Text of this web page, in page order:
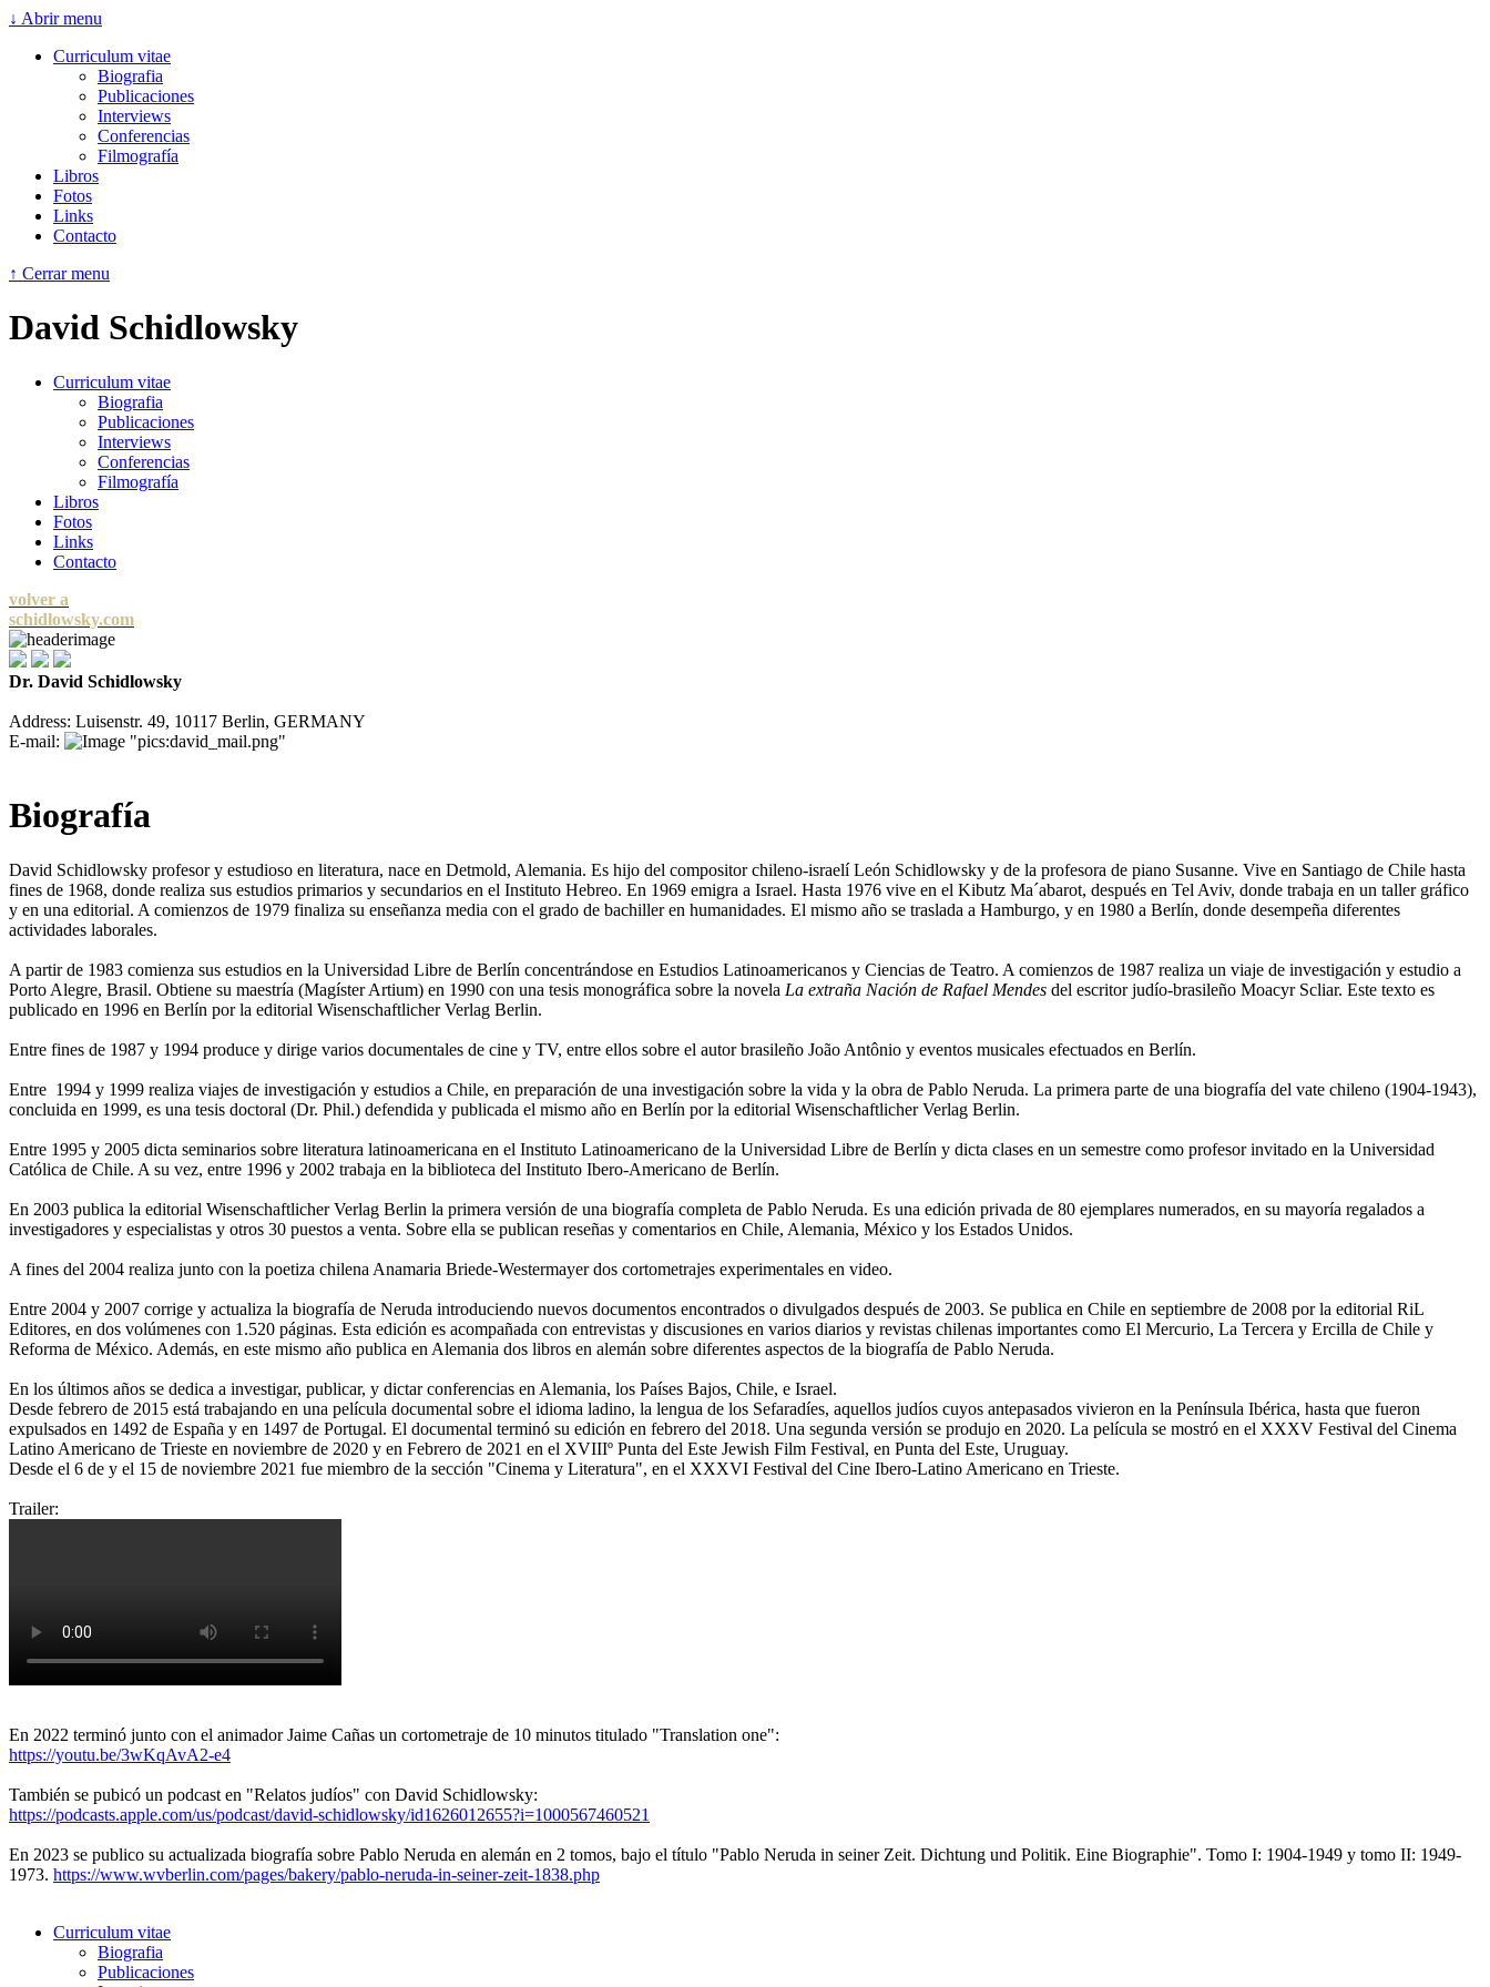
↓ Abrir menu
Curriculum vitae
Biografia
Publicaciones
Interviews
Conferencias
Filmografía
Libros
Fotos
Links
Contacto
↑ Cerrar menu
David Schidlowsky
Curriculum vitae
Biografia
Publicaciones
Interviews
Conferencias
Filmografía
Libros
Fotos
Links
Contacto
volver a
schidlowsky.com
Dr. David Schidlowsky
Address: Luisenstr. 49, 10117 Berlin, GERMANY
E-mail:
Biografía
David Schidlowsky profesor y estudioso en literatura, nace en Detmold, Alemania. Es hijo del compositor chileno-israelí León Schidlowsky y de la profesora de piano Susanne. Vive en Santiago de Chile hasta
fines de 1968, donde realiza sus estudios primarios y secundarios en el Instituto Hebreo. En 1969 emigra a Israel. Hasta 1976 vive en el Kibutz Ma´abarot, después en Tel Aviv, donde trabaja en un taller gráfico
y en una editorial. A comienzos de 1979 finaliza su enseñanza media con el grado de bachiller en humanidades. El mismo año se traslada a Hamburgo, y en 1980 a Berlín, donde desempeña diferentes
actividades laborales.
A partir de 1983 comienza sus estudios en la Universidad Libre de Berlín concentrándose en Estudios Latinoamericanos y Ciencias de Teatro. A comienzos de 1987 realiza un viaje de investigación y estudio a
Porto Alegre, Brasil. Obtiene su maestría (Magíster Artium) en 1990 con una tesis monográfica sobre la novela La extraña Nación de Rafael Mendes del escritor judío-brasileño Moacyr Scliar. Este texto es
publicado en 1996 en Berlín por la editorial Wisenschaftlicher Verlag Berlin.
Entre fines de 1987 y 1994 produce y dirige varios documentales de cine y TV, entre ellos sobre el autor brasileño João Antônio y eventos musicales efectuados en Berlín.
Entre 1994 y 1999 realiza viajes de investigación y estudios a Chile, en preparación de una investigación sobre la vida y la obra de Pablo Neruda. La primera parte de una biografía del vate chileno (1904-1943),
concluida en 1999, es una tesis doctoral (Dr. Phil.) defendida y publicada el mismo año en Berlín por la editorial Wisenschaftlicher Verlag Berlin.
Entre 1995 y 2005 dicta seminarios sobre literatura latinoamericana en el Instituto Latinoamericano de la Universidad Libre de Berlín y dicta clases en un semestre como profesor invitado en la Universidad
Católica de Chile. A su vez, entre 1996 y 2002 trabaja en la biblioteca del Instituto Ibero-Americano de Berlín.
En 2003 publica la editorial Wisenschaftlicher Verlag Berlin la primera versión de una biografía completa de Pablo Neruda. Es una edición privada de 80 ejemplares numerados, en su mayoría regalados a
investigadores y especialistas y otros 30 puestos a venta. Sobre ella se publican reseñas y comentarios en Chile, Alemania, México y los Estados Unidos.
A fines del 2004 realiza junto con la poetiza chilena Anamaria Briede-Westermayer dos cortometrajes experimentales en video.
Entre 2004 y 2007 corrige y actualiza la biografía de Neruda introduciendo nuevos documentos encontrados o divulgados después de 2003. Se publica en Chile en septiembre de 2008 por la editorial RiL
Editores, en dos volúmenes con 1.520 páginas. Esta edición es acompañada con entrevistas y discusiones en varios diarios y revistas chilenas importantes como El Mercurio, La Tercera y Ercilla de Chile y
Reforma de México. Además, en este mismo año publica en Alemania dos libros en alemán sobre diferentes aspectos de la biografía de Pablo Neruda.
En los últimos años se dedica a investigar, publicar, y dictar conferencias en Alemania, los Países Bajos, Chile, e Israel.
Desde febrero de 2015 está trabajando en una película documental sobre el idioma ladino, la lengua de los Sefaradíes, aquellos judíos cuyos antepasados vivieron en la Península Ibérica, hasta que fueron
expulsados en 1492 de España y en 1497 de Portugal. El documental terminó su edición en febrero del 2018. Una segunda versión se produjo en 2020. La película se mostró en el XXXV Festival del Cinema
Latino Americano de Trieste en noviembre de 2020 y en Febrero de 2021 en el XVIIIº Punta del Este Jewish Film Festival, en Punta del Este, Uruguay.
Desde el 6 de y el 15 de noviembre 2021 fue miembro de la sección "Cinema y Literatura", en el XXXVI Festival del Cine Ibero-Latino Americano en Trieste.
Trailer:
En 2022 terminó junto con el animador Jaime Cañas un cortometraje de 10 minutos titulado "Translation one":
https://youtu.be/3wKqAvA2-e4
También se pubicó un podcast en "Relatos judíos" con David Schidlowsky:
https://podcasts.apple.com/us/podcast/david-schidlowsky/id1626012655?i=1000567460521
En 2023 se publico su actualizada biografía sobre Pablo Neruda en alemán en 2 tomos, bajo el título "Pablo Neruda in seiner Zeit. Dichtung und Politik. Eine Biographie". Tomo I: 1904-1949 y tomo II: 1949-
1973. https://www.wvberlin.com/pages/bakery/pablo-neruda-in-seiner-zeit-1838.php
Curriculum vitae
Biografia
Publicaciones